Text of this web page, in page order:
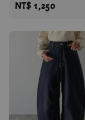
Regular
NT$ 1,250